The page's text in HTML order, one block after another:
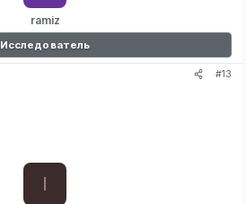
ramiz
Исследователь
#13
I